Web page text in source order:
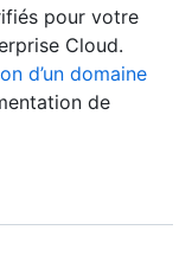
pour votre
Cloud.
d’un domaine
de